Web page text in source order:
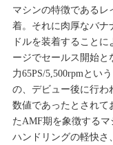
マシンの特徴であるレ
着。それに肉厚なバナ
ドルを装着すること
ージでセールス開始と
力65PS/5,500rpmとい
の、デビュー後に行わ
数値であったとされて
たAMF期を象徴するマ
ハンドリングの軽快さ